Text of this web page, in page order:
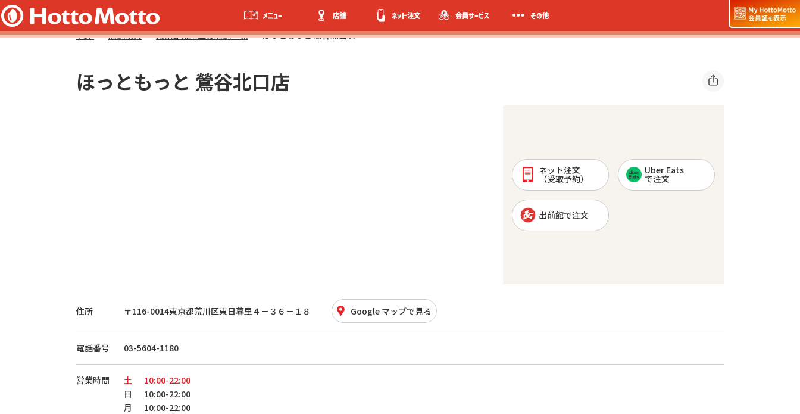
メニュー 店舗 ネット注文 会員サービス その他
TOP 店舗検索 東京都荒川区の店舗一覧 ほっともっと 鶯谷北口店
ほっともっと 鶯谷北口店
ネット注文
（受取予約）
Uber Eats
で注文
出前館で注文
住所 〒116-0014東京都荒川区東日暮里４－３６－１８ Google マップで見る
電話番号 03-5604-1180
営業時間 土
10:00-22:00
日
10:00-22:00
月
10:00-22:00